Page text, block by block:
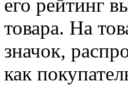
его рейтинг
товара. На
значок,
как